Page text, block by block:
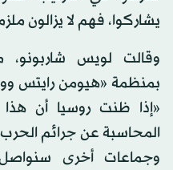
يشاركوا، فهم لا يزالون
وقالت لويس شاربونو،
بمنظمة «هيومن رايتس
«إذا ظنت روسيا أن
المحاسبة عن جرائم
وجماعات أخرى